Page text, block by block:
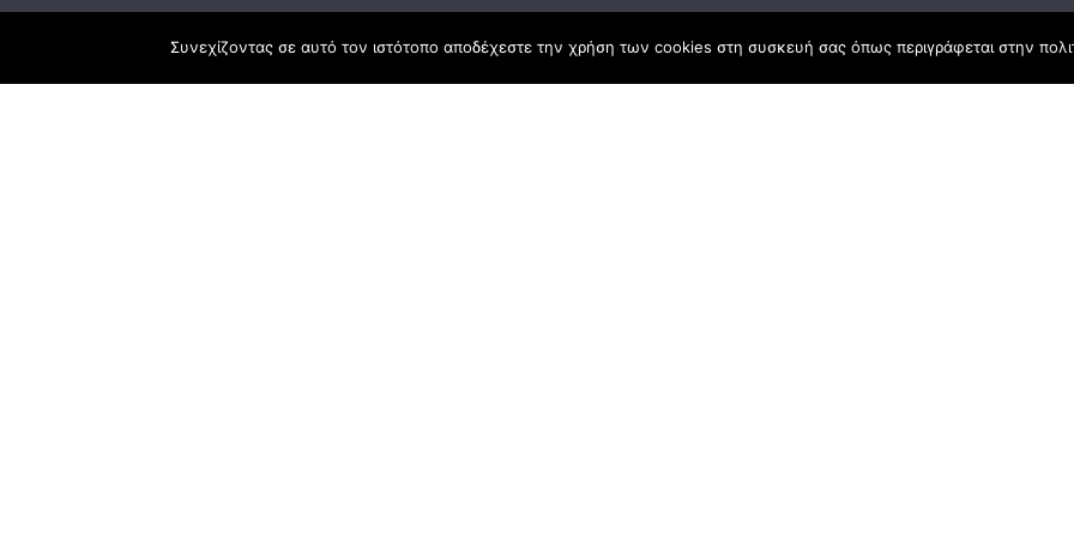
Κεντρικά γραφεία
Αναπτυξιακός Νόμος
ΕΣΠΑ
Συνεχίζοντας σε αυτό τον ιστότοπο αποδέχεστε την χρήση των cookies στη συσκευή σας όπως περιγράφεται στην